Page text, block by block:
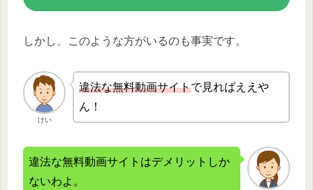
しかし、このような方がいるのも事実です。
けい
違法な無料動画サイトで見ればええや
ん！
違法な無料動画サイトはデメリットしか
ないわよ。